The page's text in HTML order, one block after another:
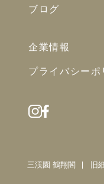
ブログ
企業情報
プライバシーポ
三渓園 鶴翔閣 旧